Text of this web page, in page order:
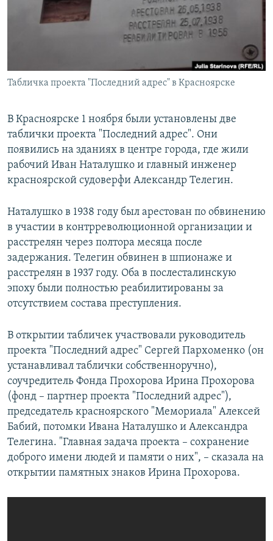
ПОДПИШИТЕСЬ НА РАССЫЛКУ
Все сайты РСЕ/РС
Табличка проекта "Последний адрес" в Красноярске
В Красноярске 1 ноября были установлены две
таблички проекта "Последний адрес". Они
появились на зданиях в центре города, где жили
рабочий Иван Наталушко и главный инженер
красноярской судоверфи Александр Телегин.
Наталушко в 1938 году был арестован по обвинению
в участии в контрреволюционной организации и
расстрелян через полтора месяца после
задержания. Телегин обвинен в шпионаже и
расстрелян в 1937 году. Оба в послесталинскую
эпоху были полностью реабилитированы за
отсутствием состава преступления.
В открытии табличек участвовали руководитель
проекта "Последний адрес" Сергей Пархоменко (он
устанавливал таблички собственноручно),
соучредитель Фонда Прохорова Ирина Прохорова
(фонд – партнер проекта "Последний адрес"),
председатель красноярского "Мемориала" Алексей
Бабий, потомки Ивана Наталушко и Александра
Телегина. "Главная задача проекта – сохранение
доброго имени людей и памяти о них", – сказала на
открытии памятных знаков Ирина Прохорова.